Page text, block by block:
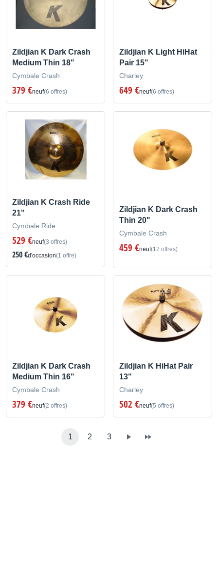
Zildjian K Dark Crash
Medium Thin 18"
Cymbale Crash
379 €neuf(6 offres)
Zildjian K Light HiHat
Pair 15"
Charley
649 €neuf(6 offres)
Zildjian K Crash Ride
21"
Cymbale Ride
529 €neuf(3 offres)
250 €d'occasion(1 offre)
Zildjian K Dark Crash
Thin 20"
Cymbale Crash
459 €neuf(12 offres)
Zildjian K Dark Crash
Medium Thin 16"
Cymbale Crash
379 €neuf(2 offres)
Zildjian K HiHat Pair
13"
Charley
502 €neuf(5 offres)
1 2 3